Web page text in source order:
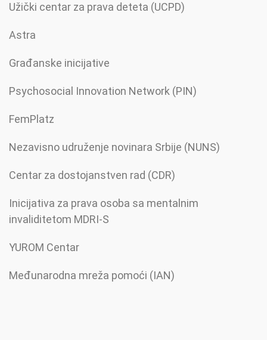
Užički centar za prava deteta (UCPD)
Astra
Građanske inicijative
Psychosocial Innovation Network (PIN)
FemPlatz
Nezavisno udruženje novinara Srbije (NUNS)
Centar za dostojanstven rad (CDR)
Inicijativa za prava osoba sa mentalnim
invaliditetom MDRI-S
YUROM Centar
Međunarodna mreža pomoći (IAN)